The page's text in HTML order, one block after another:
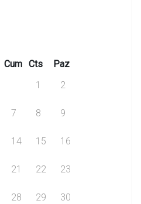
Cum Cts
Paz
1
2
7 8 9
14 15 16
21 22 23
28 29 30